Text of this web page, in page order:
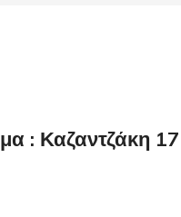
: Καζαντζάκη